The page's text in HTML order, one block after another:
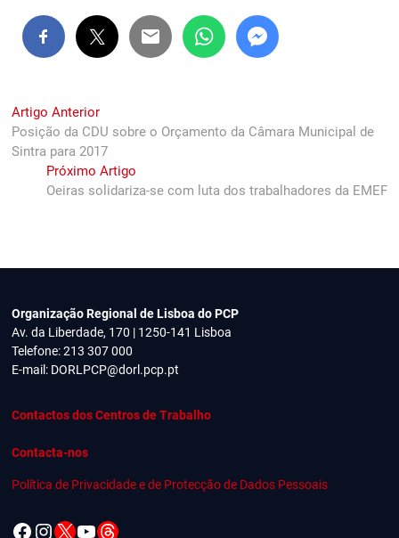
Navegação
de
artigos
Artigo AnteriorPrevious
post:
Posição da CDU sobre o Orçamento da Câmara Municipal de
Sintra para 2017
Próximo ArtigoNext
post:
Oeiras solidariza-se com luta dos trabalhadores da EMEF
Organização Regional de Lisboa do PCP
Av. da Liberdade, 170 | 1250-141 Lisboa
Telefone: 213 307 000
E-mail: DORLPCP@dorl.pcp.pt
Contactos dos Centros de Trabalho
Contacta-nos
Política de Privacidade e de Protecção de Dados Pessoais
Facebook
Instagram
X YouTube
Threads